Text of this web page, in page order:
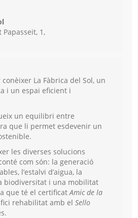
Papasseit, 1,
La Fàbrica del Sol, un
i un espai eficient i
un equilibri entre
que li permet esdevenir un
les diverses solucions
com són: la generació
l’estalvi d’aigua, la
biodiversitat i una mobilitat
que té el certificatAmic de la
rehabilitat amb el Sello